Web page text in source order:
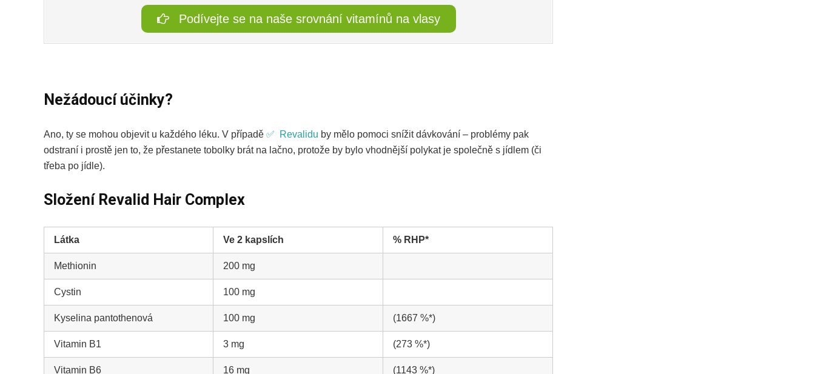
Podívejte se na naše srovnání vitamínů na vlasy
Nežádoucí účinky?
Ano, ty se mohou objevit u každého léku. V případě ✅ Revalidu by mělo pomoci snížit dávkování – problémy pak
odstraní i prostě jen to, že přestanete tobolky brát na lačno, protože by bylo vhodnější polykat je společně s jídlem (či
třeba po jídle).
Složení Revalid Hair Complex
Látka Ve 2 kapslích % RHP*
Methionin 200 mg
Cystin 100 mg
Kyselina pantothenová 100 mg (1667 %*)
Vitamin B1 3 mg (273 %*)
Vitamin B6 16 mg (1143 %*)